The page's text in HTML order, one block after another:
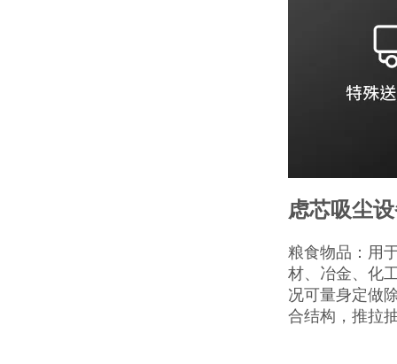
虑芯吸尘
粮食物品：用
材、冶金、化
况可量身定做
合结构，推拉